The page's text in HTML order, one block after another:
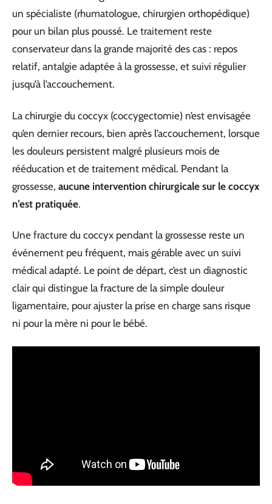
un spécialiste (rhumatologue, chirurgien orthopédique)
pour un bilan plus poussé. Le traitement reste
conservateur dans la grande majorité des cas : repos
relatif, antalgie adaptée à la grossesse, et suivi régulier
jusqu’à l’accouchement.
La chirurgie du coccyx (coccygectomie) n’est envisagée
qu’en dernier recours, bien après l’accouchement, lorsque
les douleurs persistent malgré plusieurs mois de
rééducation et de traitement médical. Pendant la
grossesse, aucune intervention chirurgicale sur le coccyx
n’est pratiquée.
Une fracture du coccyx pendant la grossesse reste un
événement peu fréquent, mais gérable avec un suivi
médical adapté. Le point de départ, c’est un diagnostic
clair qui distingue la fracture de la simple douleur
ligamentaire, pour ajuster la prise en charge sans risque
ni pour la mère ni pour le bébé.